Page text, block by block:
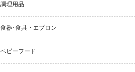
調理用品
食器･食具・エプロン
ベビーフード